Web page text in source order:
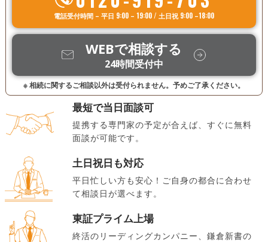
電話受付時間 – 平日 9:00 – 19:00 / 土日祝 9:00 –18:00
WEBで相談する
24時間受付中
※ 相続に関するご相談以外は受付られません。予めご了承ください。
最短で当日面談可
提携する専門家の予定が合えば、すぐに無料
面談が可能です。
土日祝日も対応
平日忙しい方も安心！ご自身の都合に合わせ
て相談日が選べます。
東証プライム上場
終活のリーディングカンパニー、鎌倉新書の